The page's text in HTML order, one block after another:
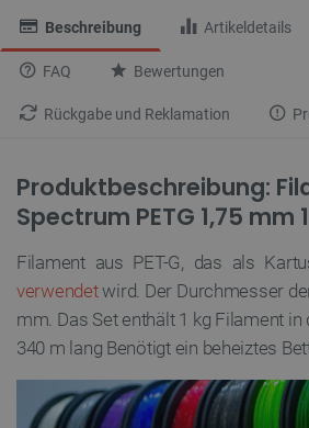
Beschreibung Artikeldetails
FAQ Bewertungen
Rückgabe und Reklamation
Produktbeschreibung:
Spectrum PETG 1,75 mm
Filament aus PET-G, das als
verwendetwird. Der Durchmesser
mm. Das Set enthält 1 kg Filament in
340 m lang Benötigt ein beheiztes